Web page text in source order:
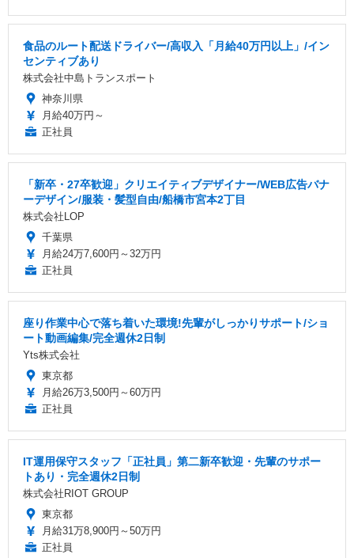
食品のルート配送ドライバー/高収入「月給40万円以上」/イン
センティブあり
株式会社中島トランスポート
神奈川県
月給40万円～
正社員
「新卒・27卒歓迎」クリエイティブデザイナー/WEB広告バナ
ーデザイン/服装・髪型自由/船橋市宮本2丁目
株式会社LOP
千葉県
月給24万7,600円～32万円
正社員
座り作業中心で落ち着いた環境!先輩がしっかりサポート/ショ
ート動画編集/完全週休2日制
Yts株式会社
東京都
月給26万3,500円～60万円
正社員
IT運用保守スタッフ「正社員」第二新卒歓迎・先輩のサポー
トあり・完全週休2日制
株式会社RIOT GROUP
東京都
月給31万8,900円～50万円
正社員